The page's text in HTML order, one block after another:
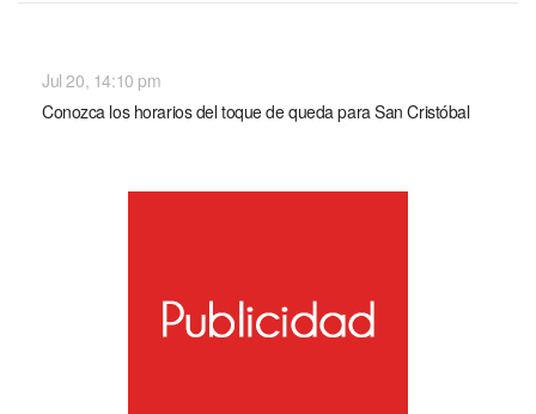
Jul 20, 14:10 pm
Conozca los horarios del toque de queda para San Cristóbal